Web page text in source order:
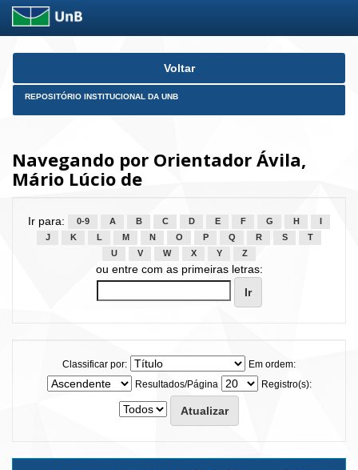
Skip
Voltar
REPOSITÓRIO INSTITUCIONAL DA UNB
Navegando por Orientador Ávila,
Mário Lúcio de
Ir para: 0-9 A B C D E F G H
J
K L M N O P Q R S
T
U
V W X Y Z
ou entre com as primeiras letras:
Classificar por:
Em ordem:
Resultados/Página
Registro(s):